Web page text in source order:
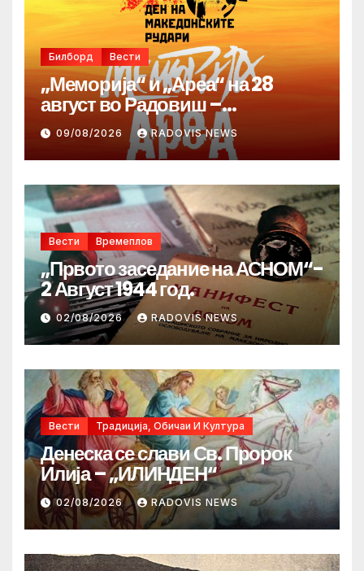
Билборд Вести
„Меморија“ и „Ареа“ на 28
август во Радовиш –
продолжува традицијата за
Денот на македонските рудари
09/08/2026 RADOVIS NEWS
Вести Времеплов
„Првото заседание на АСНОМ“-
2 Август 1944 год.
02/08/2026 RADOVIS NEWS
Вести Традиција, Обичаи И Култура
Денеска се слави Св. Пророк
Илија – „ИЛИНДЕН“
02/08/2026 RADOVIS NEWS